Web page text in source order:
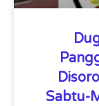
Sabtu-